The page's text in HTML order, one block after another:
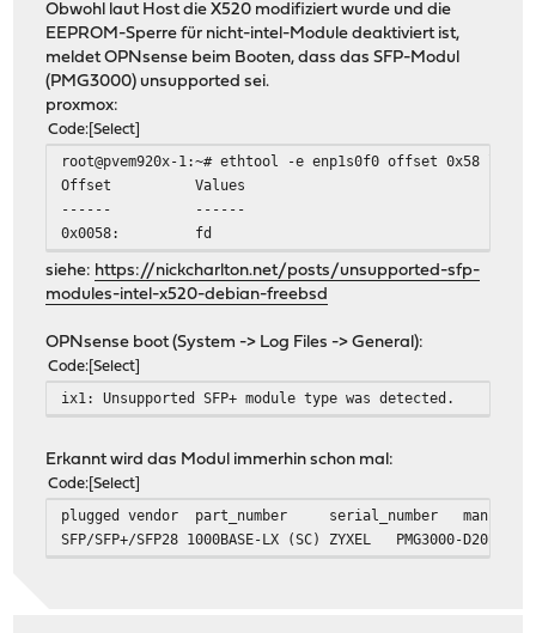
Obwohl laut Host die X520 modifiziert wurde und die
EEPROM-Sperre für nicht-intel-Module deaktiviert ist,
meldet OPNsense beim Booten, dass das SFP-Modul
(PMG3000) unsupported sei.
proxmox:
Code Select
root@pvem920x-1:~# ethtool -e enp1s0f0 offset 0x58
Offset Values
------ ------
0x0058: fd
siehe: https://nickcharlton.net/posts/unsupported-sfp-
modules-intel-x520-debian-freebsd
OPNsense boot (System -> Log Files -> General):
Code Select
ix1: Unsupported SFP+ module type was detected.
Erkannt wird das Modul immerhin schon mal:
Code Select
plugged vendor part_number serial_number
SFP/SFP+/SFP28 1000BASE-LX (SC)
ZYXEL PMG3000-D20B